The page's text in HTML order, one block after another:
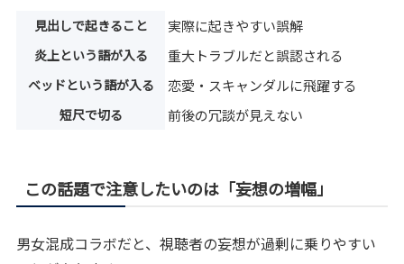
見出しで起きること 実際に起きやすい誤解
炎上という語が入る 重大トラブルだと誤認される
ベッドという語が入る 恋愛・スキャンダルに飛躍する
短尺で切る 前後の冗談が見えない
この話題で注意したいのは「妄想の増幅」
男女混成コラボだと、視聴者の妄想が過剰に乗りやすい